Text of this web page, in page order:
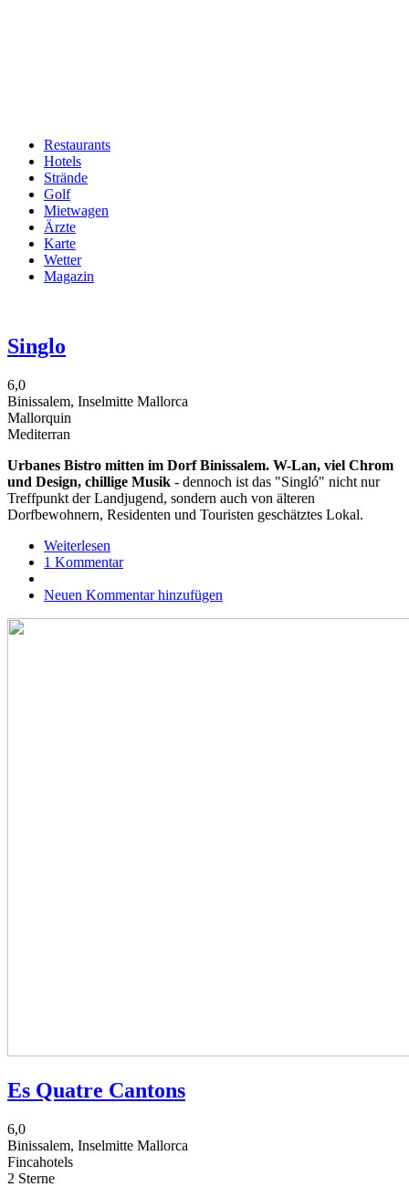
Hauptnavigation
Restaurants
Hotels
Strände
Golf
Mietwagen
Ärzte
Karte
Wetter
Magazin
Singlo
6,0
Binissalem, Inselmitte Mallorca
Mallorquin
Mediterran
Urbanes Bistro mitten im Dorf Binissalem. W-Lan, viel Chrom
und Design, chillige Musik - dennoch ist das "Singló" nicht nur
Treffpunkt der Landjugend, sondern auch von älteren
Dorfbewohnern, Residenten und Touristen geschätztes Lokal.
Weiterlesen
Singlo
1 Kommentar
Neuen Kommentar hinzufügen
Es Quatre Cantons
6,0
Binissalem, Inselmitte Mallorca
Fincahotels
2 Sterne